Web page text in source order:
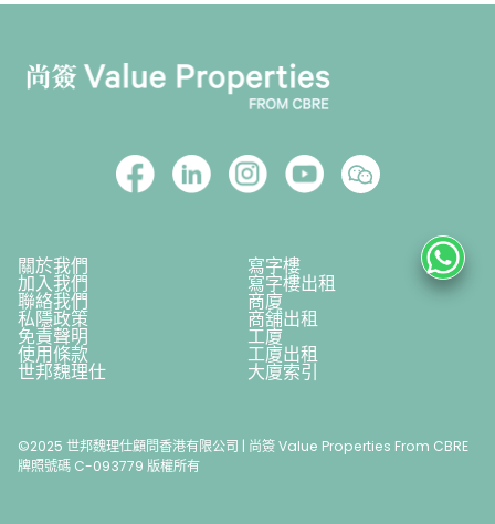
關於我們 寫字樓
加入我們 寫字樓出租
聯絡我們 商廈
私隱政策 商舖出租
免責聲明 工廈
使用條款 工廈出租
世邦魏理仕 大廈索引
©2025 世邦魏理仕顧問香港有限公司 | 尚簽 Value Properties From CBRE
牌照號碼 C-093779 版權所有